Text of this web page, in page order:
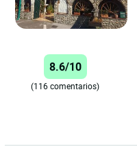
8.6/10
(116 comentarios)